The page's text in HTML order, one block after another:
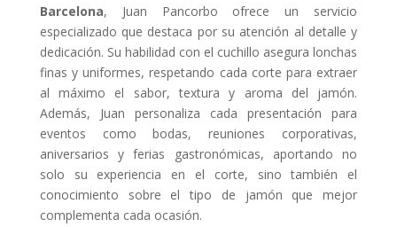
Barcelona, Juan Pancorbo ofrece un servicio
especializado que destaca por su atención al detalle y
dedicación. Su habilidad con el cuchillo asegura lonchas
finas y uniformes, respetando cada corte para extraer
al máximo el sabor, textura y aroma del jamón.
Además, Juan personaliza cada presentación para
eventos como bodas, reuniones corporativas,
aniversarios y ferias gastronómicas, aportando no
solo su experiencia en el corte, sino también el
conocimiento sobre el tipo de jamón que mejor
complementa cada ocasión.